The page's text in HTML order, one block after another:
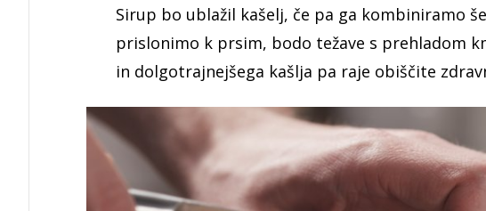
Sirup bo ublažil kašelj, če pa ga kombiniramo
prislonimo k prsim, bodo težave s prehladom
in dolgotrajnejšega kašlja pa raje obiščite